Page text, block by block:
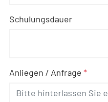
Schulungsdauer
Anliegen / Anfrage*